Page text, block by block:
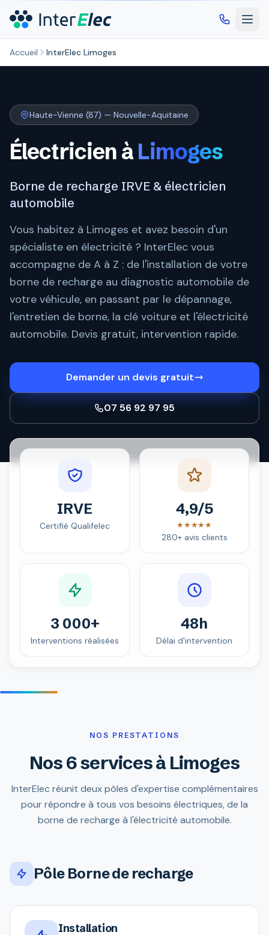
Accueil InterElec Limoges
Haute-Vienne (87) — Nouvelle-Aquitaine
Électricien à Limoges
Borne de recharge IRVE & électricien
automobile
Vous habitez à Limoges et avez besoin d'un
spécialiste en électricité ? InterElec vous
accompagne de A à Z : de l'installation de votre
borne de recharge au diagnostic automobile de
votre véhicule, en passant par le dépannage,
l'entretien de borne, la clé voiture et l'électricité
automobile. Devis gratuit, intervention rapide.
Demander un devis gratuit
07 56 92 97 95
IRVE
Certifié Qualifelec
4,9/5
★★★★★
280+ avis clients
3 000+
Interventions réalisées
48h
Délai d'intervention
NOS PRESTATIONS
Nos 6 services à Limoges
InterElec réunit deux pôles d'expertise complémentaires
pour répondre à tous vos besoins électriques, de la
borne de recharge à l'électricité automobile.
Pôle Borne de recharge
Installation